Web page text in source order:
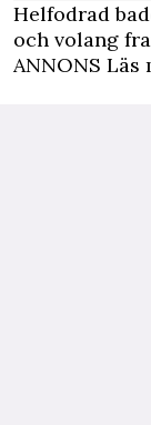
Helfodrad
och volang
ANNONS Läs